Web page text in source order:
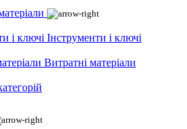
Інструменти і ключі
Витратні матеріали